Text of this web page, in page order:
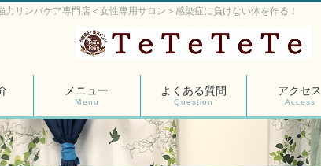
リンパケア専門店＜女性専用サロン＞感染症に負けない体を作る！
メニュー
Ⅿenu
よくある質問
Question
アクセス
Access